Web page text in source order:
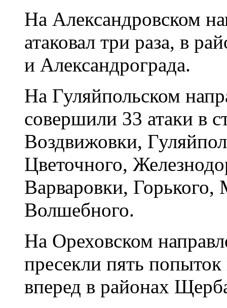
На Александровском
атаковал три раза, в
и Александрограда.
На Гуляйпольском
совершили 33 атаки в
Воздвижовки,
Цветочного,
Варваровки,
Волшебного.
На Ореховском
пресекли пять
вперед в районах